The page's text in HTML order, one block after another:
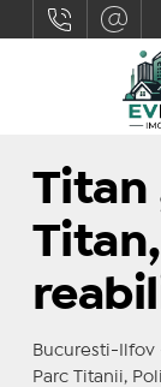
Titan
Bucuresti-Ilfov
Parc Titanii,